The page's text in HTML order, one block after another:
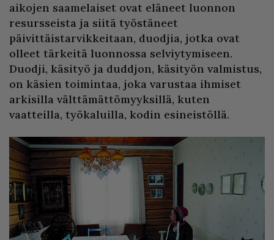
aikojen saamelaiset ovat eläneet luonnon
resursseista ja siitä työstäneet
päivittäistarvikkeitaan, duodjia, jotka ovat
olleet tärkeitä luonnossa selviytymiseen.
Duodji, käsityö ja duddjon, käsityön valmistus,
on käsien toimintaa, joka varustaa ihmiset
arkisilla välttämättömyyksillä, kuten
vaatteilla, työkaluilla, kodin esineistöllä.